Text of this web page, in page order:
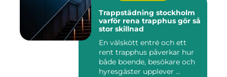
Trappstädning stockholm
varför rena trapphus gör så
stor skillnad
En välskött entré och ett
rent trapphus påverkar hur
både boende, besökare och
hyresgäster upplever ...